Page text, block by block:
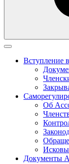
Вступление
Об
Документы